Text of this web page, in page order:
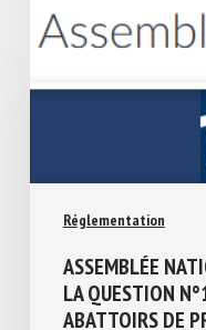
Réglementation
ASSEMBLÉE
À LA QUESTION
DES ABATTOIRS